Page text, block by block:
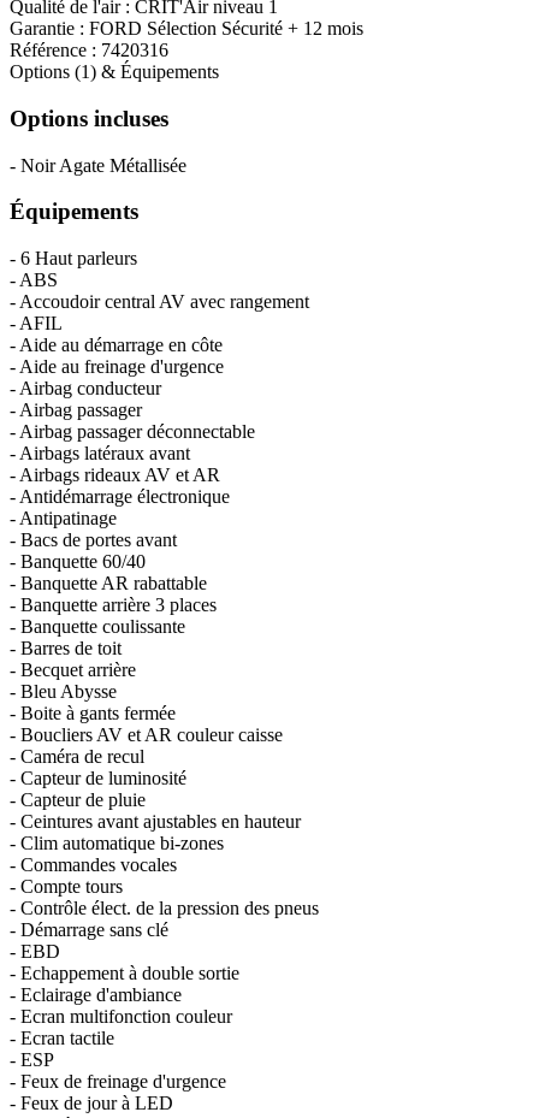
Qualité de l'air : CRIT'Air niveau 1
Garantie : FORD Sélection Sécurité + 12 mois
Référence : 7420316
Options (1) & Équipements
Options incluses
- Noir Agate Métallisée
Équipements
- 6 Haut parleurs
- ABS
- Accoudoir central AV avec rangement
- AFIL
- Aide au démarrage en côte
- Aide au freinage d'urgence
- Airbag conducteur
- Airbag passager
- Airbag passager déconnectable
- Airbags latéraux avant
- Airbags rideaux AV et AR
- Antidémarrage électronique
- Antipatinage
- Bacs de portes avant
- Banquette 60/40
- Banquette AR rabattable
- Banquette arrière 3 places
- Banquette coulissante
- Barres de toit
- Becquet arrière
- Bleu Abysse
- Boite à gants fermée
- Boucliers AV et AR couleur caisse
- Caméra de recul
- Capteur de luminosité
- Capteur de pluie
- Ceintures avant ajustables en hauteur
- Clim automatique bi-zones
- Commandes vocales
- Compte tours
- Contrôle élect. de la pression des pneus
- Démarrage sans clé
- EBD
- Echappement à double sortie
- Eclairage d'ambiance
- Ecran multifonction couleur
- Ecran tactile
- ESP
- Feux de freinage d'urgence
- Feux de jour à LED